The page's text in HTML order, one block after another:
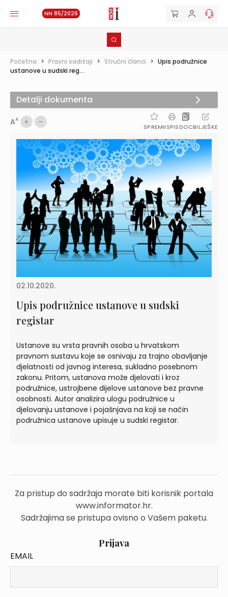
NN 85/2026
Početna > Pravni sadržaji > Stručni članci > Upis podružnice
ustanove u sudski reg...
AA
SPREMIISPISDOCBILJEŠKE
02.10.2020.
Upis podružnice ustanove u sudski
registar
Ustanove su vrsta pravnih osoba u hrvatskom
pravnom sustavu koje se osnivaju za trajno obavljanje
djelatnosti od javnog interesa, sukladno posebnom
zakonu. Pritom, ustanova može djelovati i kroz
podružnice, ustrojbene dijelove ustanove bez pravne
osobnosti. Autor analizira ulogu podružnice u
djelovanju ustanove i pojašnjava na koji se način
podružnica ustanove upisuje u sudski registar.
Za pristup do sadržaja morate biti korisnik portala
www.informator.hr.
Sadržajima se pristupa ovisno o Vašem paketu.
Prijava
EMAIL
Detalji dokumenta